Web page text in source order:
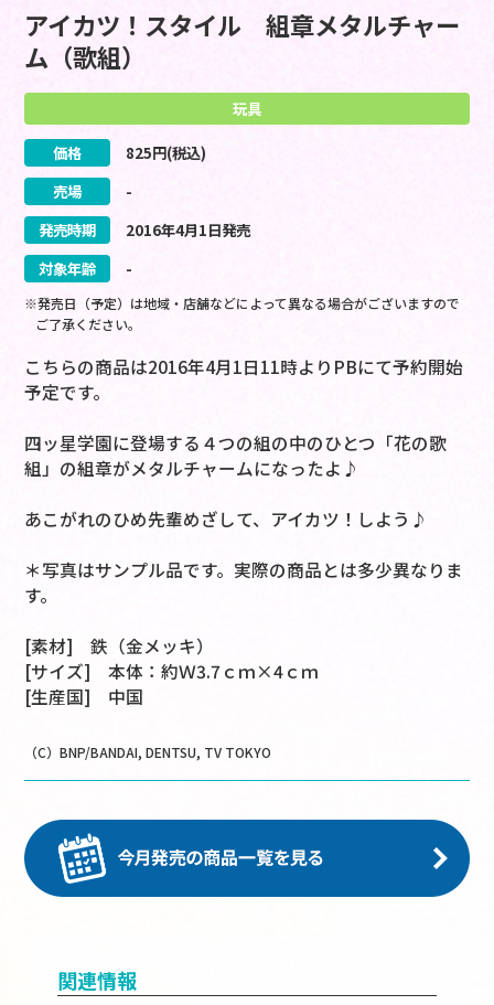
アイカツ！スタイル 組章メタルチャー
ム（歌組）
玩具
価格 825円(税込)
売場
-
発売時期
2016年4月1日発売
対象年齢
-
※発売日（予定）は地域・店舗などによって異なる場合がございますので
ご了承ください。
こちらの商品は2016年4月1日11時よりPBにて予約開始
予定です。
四ッ星学園に登場する４つの組の中のひとつ「花の歌
組」の組章がメタルチャームになったよ♪
あこがれのひめ先輩めざして、アイカツ！しよう♪
＊写真はサンプル品です。実際の商品とは多少異なりま
す。
[素材] 鉄（金メッキ）
[サイズ] 本体：約Ｗ3.7ｃｍ×4ｃｍ
[生産国] 中国
（C）BNP/BANDAI, DENTSU, TV TOKYO
関連情報